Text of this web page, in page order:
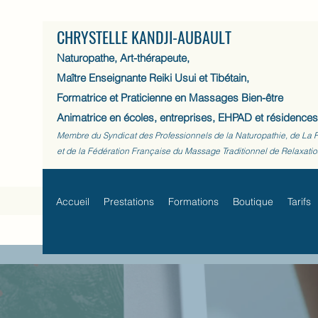
CHRYSTELLE KANDJI-AUBAULT
Naturopathe, Art-thérapeute,
Maître Enseignante Reiki Usui et Tibétain,
Formatrice et Praticienne en Massages Bien-être
Animatrice en écoles, entreprises, EHPAD et
Membre du Syndicat des Professionnels de la Naturopathie, de La
et de la Fédération Française du Massage Traditionnel de
Accueil Prestations Formations Boutique Tarifs